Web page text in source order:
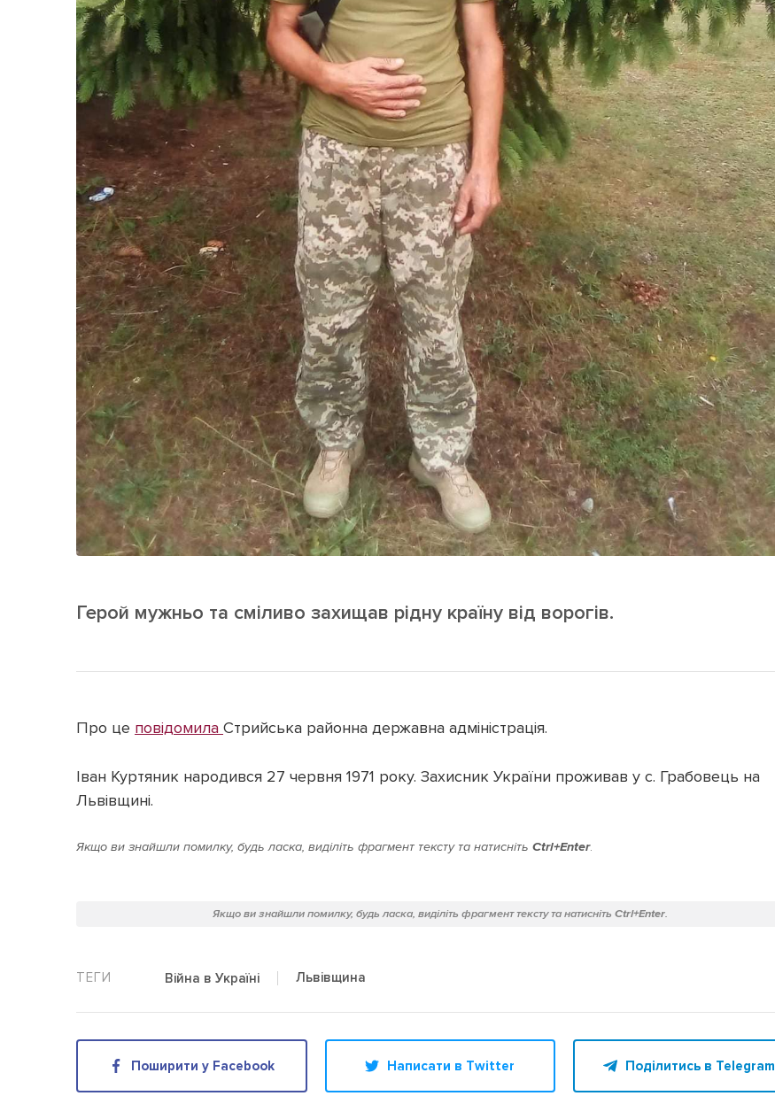
Герой мужньо та сміливо захищав рідну країну від ворогів.
Про це повідомила Стрийська районна державна адміністрація.
Іван Куртяник народився 27 червня 1971 року. Захисник України проживав у с. Грабовець на
Львівщині.
Якщо ви знайшли помилку, будь ласка, виділіть фрагмент тексту та натисніть Ctrl+Enter.
Якщо ви знайшли помилку, будь ласка, виділіть фрагмент тексту та натисніть Ctrl+Enter.
Війна в Україні Львівщина
Поширити у Facebook Написати в Twitter Поділитись в Telegram